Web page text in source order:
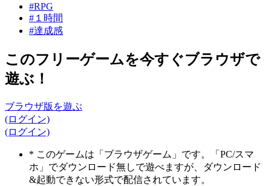
#RPG
#１時間
#達成感
このフリーゲームを今すぐブラウザで
遊ぶ！
ブラウザ版を遊ぶ
(ログイン)
(ログイン)
* このゲームは「ブラウザゲーム」です。「PC/スマ
ホ」でダウンロード無しで遊べますが、ダウンロード
&起動できない形式で配信されています。